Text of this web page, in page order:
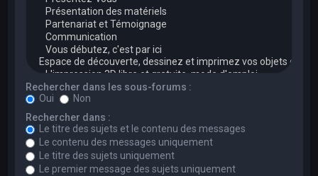
Rechercher dans les sous-forums :
Oui
Non
Rechercher dans :
Le titre des sujets et le contenu des messages
Le contenu des messages uniquement
Le titre des sujets uniquement
Le premier message des sujets uniquement